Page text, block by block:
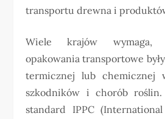
transportu drewna i
Wiele krajów wymaga,
opakowania transportowe
termicznej lub chemicznej
szkodników i chorób roślin.
standard IPPC